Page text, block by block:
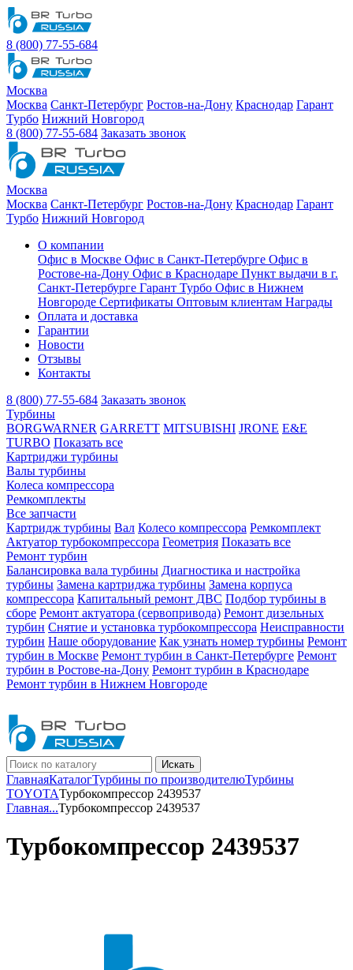
8 (800) 77-55-684
Москва
Москва Санкт-Петербург Ростов-на-Дону Краснодар Гарант
Турбо Нижний Новгород
8 (800) 77-55-684 Заказать звонок
Москва
Москва Санкт-Петербург Ростов-на-Дону Краснодар Гарант
Турбо Нижний Новгород
О компании
Офис в Москве Офис в Санкт-Петербурге Офис в
Ростове-на-Дону Офис в Краснодаре Пункт выдачи в г.
Санкт-Петербурге Гарант Турбо Офис в Нижнем
Новгороде Сертификаты Оптовым клиентам Награды
Оплата и доставка
Гарантии
Новости
Отзывы
Контакты
8 (800) 77-55-684 Заказать звонок
Турбины
BORGWARNER GARRETT MITSUBISHI JRONE E&E
TURBO Показать все
Картриджи турбины
Валы турбины
Колеса компрессора
Ремкомплекты
Все запчасти
Картридж турбины Вал Колесо компрессора Ремкомплект
Актуатор турбокомпрессора Геометрия Показать все
Ремонт турбин
Балансировка вала турбины Диагностика и настройка
турбины Замена картриджа турбины Замена корпуса
компрессора Капитальный ремонт ДВС Подбор турбины в
сборе Ремонт актуатора (сервопривода) Ремонт дизельных
турбин Снятие и установка турбокомпрессора Неисправности
турбин Наше оборудование Как узнать номер турбины Ремонт
турбин в Москве Ремонт турбин в Санкт-Петербурге Ремонт
турбин в Ростове-на-Дону Ремонт турбин в Краснодаре
Ремонт турбин в Нижнем Новгороде
Искать
ГлавнаяКаталогТурбины по производителюТурбины
TOYOTAТурбокомпрессор 2439537
Главная...Турбокомпрессор 2439537
Турбокомпрессор 2439537